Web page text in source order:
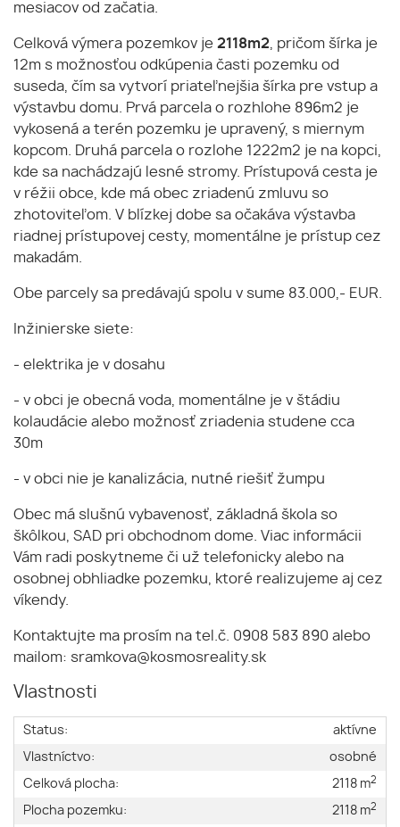
mesiacov od začatia.
Celková výmera pozemkov je 2118m2, pričom šírka je
12m s možnosťou odkúpenia časti pozemku od
suseda, čím sa vytvorí priateľnejšia šírka pre vstup a
výstavbu domu. Prvá parcela o rozhlohe 896m2 je
vykosená a terén pozemku je upravený, s miernym
kopcom. Druhá parcela o rozlohe 1222m2 je na kopci,
kde sa nachádzajú lesné stromy. Prístupová cesta je
v réžii obce, kde má obec zriadenú zmluvu so
zhotoviteľom. V blízkej dobe sa očakáva výstavba
riadnej prístupovej cesty, momentálne je prístup cez
makadám.
Obe parcely sa predávajú spolu v sume 83.000,- EUR.
Inžinierske siete:
- elektrika je v dosahu
- v obci je obecná voda, momentálne je v štádiu
kolaudácie alebo možnosť zriadenia studene cca
30m
- v obci nie je kanalizácia, nutné riešiť žumpu
Obec má slušnú vybavenosť, základná škola so
škôlkou, SAD pri obchodnom dome. Viac informácii
Vám radi poskytneme či už telefonicky alebo na
osobnej obhliadke pozemku, ktoré realizujeme aj cez
víkendy.
Kontaktujte ma prosím na tel.č. 0908 583 890 alebo
mailom: sramkova@kosmosreality.sk
Vlastnosti
Status:
aktívne
Vlastníctvo:
osobné
Celková plocha:
2118 m2
Plocha pozemku: 2118 m2